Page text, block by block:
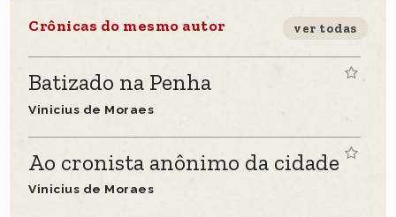
Crônicas do mesmo autor ver todas
Batizado na Penha
Vinicius de Moraes
Ao cronista anônimo da cidade
Vinicius de Moraes